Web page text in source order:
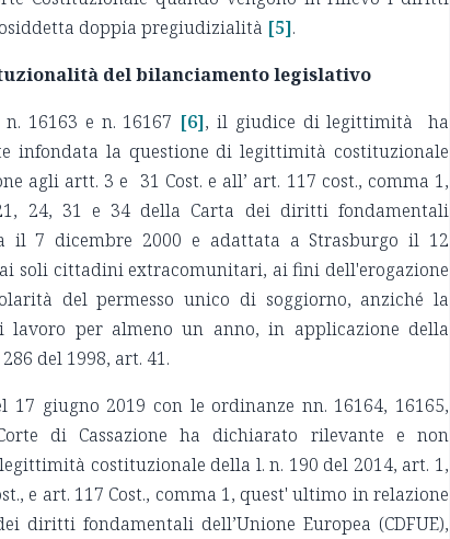
doppia pregiudizialità [5].
del bilanciamento legislativo
16163 e n. 16167 [6], il giudice di legittimità ha
infondata la questione di legittimità costituzionale
agli artt. 3 e 31 Cost. e all’ art. 117 cost., comma 1,
24, 31 e 34 della Carta dei diritti fondamentali
il 7 dicembre 2000 e adattata a Strasburgo il 12
soli cittadini extracomunitari, ai fini dell'erogazione
del permesso unico di soggiorno, anziché la
per almeno un anno, in applicazione della
del 1998, art. 41.
17 giugno 2019 con le ordinanze nn. 16164, 16165,
di Cassazione ha dichiarato rilevante e non
costituzionale della l. n. 190 del 2014, art. 1,
e art. 117 Cost., comma 1, quest' ultimo in relazione
diritti fondamentali dell’Unione Europea (CDFUE),